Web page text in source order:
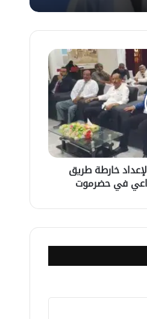
الطقس شديد الحرارة
خارطة طريق
في حضرموت